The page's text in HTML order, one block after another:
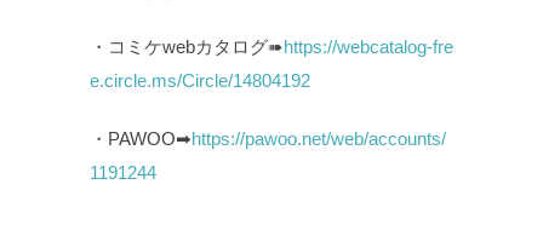
・コミケwebカタログ➠https://webcatalog-fre
e.circle.ms/Circle/14804192
・PAWOO➡https://pawoo.net/web/accounts/
1191244